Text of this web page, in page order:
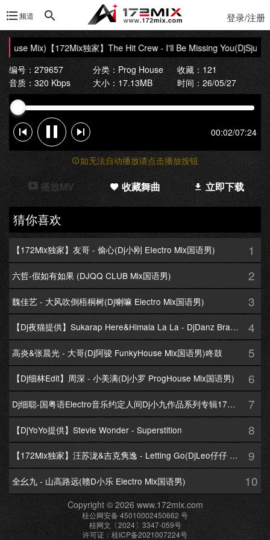
频道 登录/注册
Mix)【172Mix独家】The Hit Crew - I'll Be Missing You(DjSjun
编号：279657
分类：Prog House
收藏：121
音质：320 Kbps
大小：17.13MB 时间：26/05/27
00:02/07:24
如无法自动播放请点击播放按钮
播放MV 收藏舞曲 立即下载
猜你喜欢
【172Mix独家】友哥 - 偷心(Dj小刚 EIectro Mix国语男) 1
六哲-假如有如果 (DJQQ CLUB Mix国语男) 2
魏佳艺 - 大风吹倒梧桐树(Dj喇嘛 Electro Mix国语男) 3
【Dj夜猫提供】Sukarap Here&Himala La La - DjDanz Braekbeat Mix 4
高炎&张晨光 - 大哥(Dj阿骏 FunkyHouse Mix国语男)咚鼓 5
【Dj细林Edit】周深 - 小美满(Dj小罗 ProgHouse Mix国语男) 6
Dj细聪-国粤语Electro音乐约定人间Dj小九作品系列专辑172Mix串烧 7
【DjYoYo提供】Stevie Wonder - Superstition 8
【172Mix独家】汪苏泷&吉克隽逸 - Letting Go(DjLeo仔仔 Electro Mix国语合唱) 9
全幺九 - 山高路远(赣D小乐 Electro Mix国语男) 10
Copyright © 2026 www.172mix.com
桂公网安备 45010002450662 号
桂网文〔2024〕3347-059号
许可证：桂ICP备2021007224号